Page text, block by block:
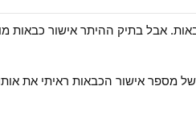
מספר אישור הכבאות ראיתי את